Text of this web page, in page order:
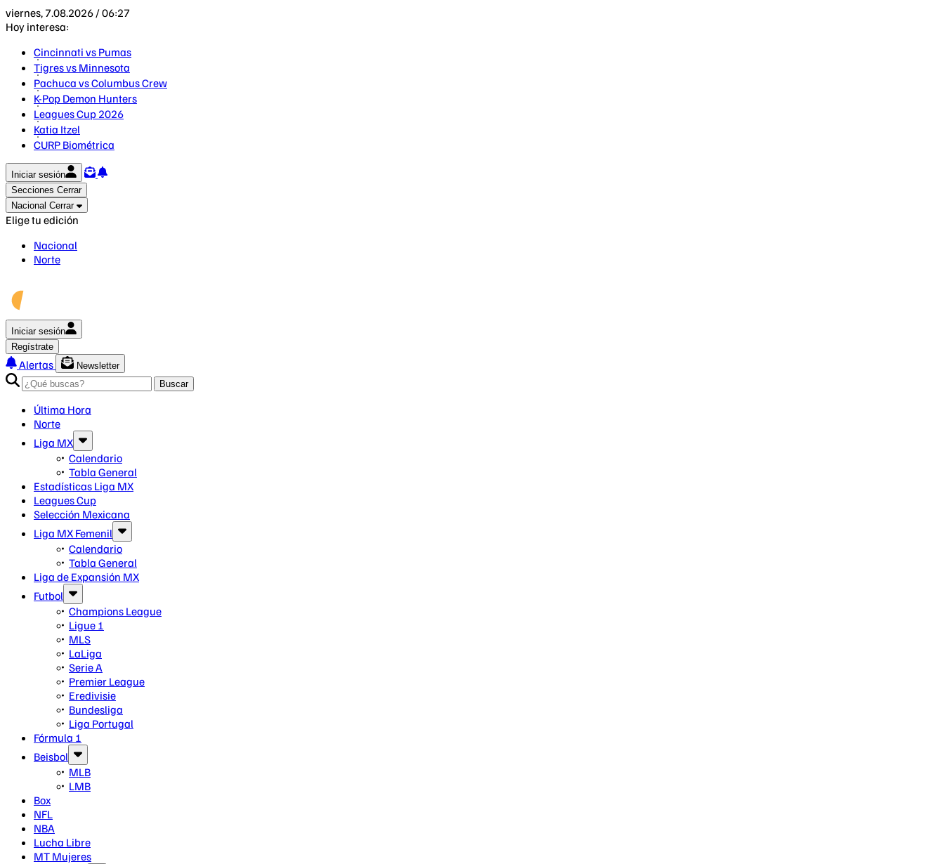
viernes, 7.08.2026 / 06:27
Hoy interesa:
Cincinnati vs Pumas
Tigres vs Minnesota
Pachuca vs Columbus Crew
K-Pop Demon Hunters
Leagues Cup 2026
Katia Itzel
CURP Biométrica
Iniciar sesión
Secciones Cerrar
Nacional Cerrar
Elige tu edición
Nacional
Norte
Iniciar sesión
Regístrate
Alertas
Newsletter
Buscar
Última Hora
Norte
Liga MX
Calendario
Tabla General
Estadísticas Liga MX
Leagues Cup
Selección Mexicana
Liga MX Femenil
Calendario
Tabla General
Liga de Expansión MX
Futbol
Champions League
Ligue 1
MLS
LaLiga
Serie A
Premier League
Eredivisie
Bundesliga
Liga Portugal
Fórmula 1
Beisbol
MLB
LMB
Box
NFL
NBA
Lucha Libre
MT Mujeres